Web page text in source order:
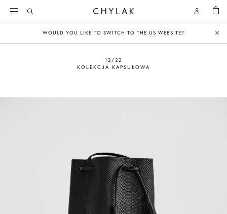
Open
Account
Open
Search
WOULD YOU LIKE TO SWITCH TO THE US WEBSITE?
12/22
KOLEKCJA KAPSUŁOWA